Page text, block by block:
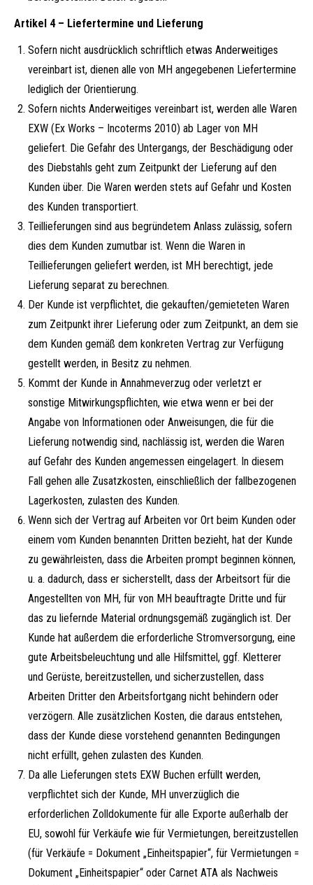
Artikel 4 – Liefertermine und Lieferung
Sofern nicht ausdrücklich schriftlich etwas Anderweitiges
vereinbart ist, dienen alle von MH angegebenen Liefertermine
lediglich der Orientierung.
Sofern nichts Anderweitiges vereinbart ist, werden alle Waren
EXW (Ex Works – Incoterms 2010) ab Lager von MH
geliefert. Die Gefahr des Untergangs, der Beschädigung oder
des Diebstahls geht zum Zeitpunkt der Lieferung auf den
Kunden über. Die Waren werden stets auf Gefahr und Kosten
des Kunden transportiert.
Teillieferungen sind aus begründetem Anlass zulässig, sofern
dies dem Kunden zumutbar ist. Wenn die Waren in
Teillieferungen geliefert werden, ist MH berechtigt, jede
Lieferung separat zu berechnen.
Der Kunde ist verpflichtet, die gekauften/gemieteten Waren
zum Zeitpunkt ihrer Lieferung oder zum Zeitpunkt, an dem sie
dem Kunden gemäß dem konkreten Vertrag zur Verfügung
gestellt werden, in Besitz zu nehmen.
Kommt der Kunde in Annahmeverzug oder verletzt er
sonstige Mitwirkungspflichten, wie etwa wenn er bei der
Angabe von Informationen oder Anweisungen, die für die
Lieferung notwendig sind, nachlässig ist, werden die Waren
auf Gefahr des Kunden angemessen eingelagert. In diesem
Fall gehen alle Zusatzkosten, einschließlich der fallbezogenen
Lagerkosten, zulasten des Kunden.
Wenn sich der Vertrag auf Arbeiten vor Ort beim Kunden oder
einem vom Kunden benannten Dritten bezieht, hat der Kunde
zu gewährleisten, dass die Arbeiten prompt beginnen können,
u. a. dadurch, dass er sicherstellt, dass der Arbeitsort für die
Angestellten von MH, für von MH beauftragte Dritte und für
das zu liefernde Material ordnungsgemäß zugänglich ist. Der
Kunde hat außerdem die erforderliche Stromversorgung, eine
gute Arbeitsbeleuchtung und alle Hilfsmittel, ggf. Kletterer
und Gerüste, bereitzustellen, und sicherzustellen, dass
Arbeiten Dritter den Arbeitsfortgang nicht behindern oder
verzögern. Alle zusätzlichen Kosten, die daraus entstehen,
dass der Kunde diese vorstehend genannten Bedingungen
nicht erfüllt, gehen zulasten des Kunden.
Da alle Lieferungen stets EXW Buchen erfüllt werden,
verpflichtet sich der Kunde, MH unverzüglich die
erforderlichen Zolldokumente für alle Exporte außerhalb der
EU, sowohl für Verkäufe wie für Vermietungen, bereitzustellen
(für Verkäufe = Dokument „Einheitspapier“, für Vermietungen =
Dokument „Einheitspapier“ oder Carnet ATA als Nachweis